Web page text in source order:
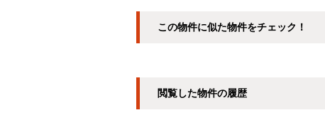
この物件に似た物件をチェック！
閲覧した物件の履歴